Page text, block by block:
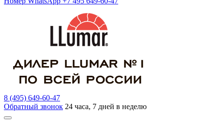
8 (495) 649-60-47
Обратный звонок 24 часа, 7 дней в неделю